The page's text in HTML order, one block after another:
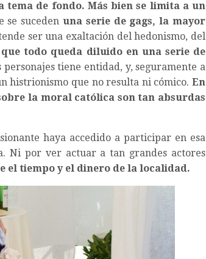
tema de fondo. Más bien se limita a un
se suceden una serie de gags, la mayor
ser una exaltación del hedonismo, del
todo queda diluido en una serie de
personajes tiene entidad, y, seguramente a
histrionismo que no resulta ni cómico. En
la moral católica son tan absurdas
haya accedido a participar en esa
Ni por ver actuar a tan grandes actores
el tiempo y el dinero de la localidad.